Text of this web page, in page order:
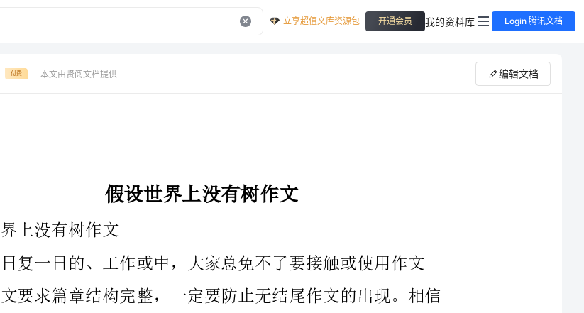
立享超值文库资源包 开通会员 我的资料库 Login 腾讯文档
付费 本文由贤阅文档提供 编辑文档
在日复一日的、工作或中，大家总免不了要接触或使用作文
许多人会觉得作文很难写吧，下面是的假设世界上没有树作文，希
假设世界上没有树。树，是很有用的。可以做纸，可以做木房